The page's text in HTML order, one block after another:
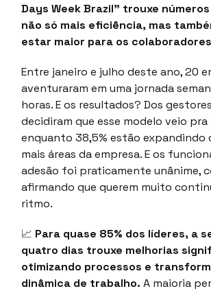
Days Week Brazil" trouxe
não só mais eficiência, mas
estar maior para os
Entre janeiro e julho deste ano, 20
aventuraram em uma jornada
horas. E os resultados? Dos
decidiram que esse modelo veio pra
enquanto 38,5% estão
mais áreas da empresa. E os
adesão foi praticamente unânime,
afirmando que querem muito
ritmo.
📈 Para quase 85% dos líderes, a
quatro dias trouxe melhorias
otimizando processos e
dinâmica de trabalho. A maioria